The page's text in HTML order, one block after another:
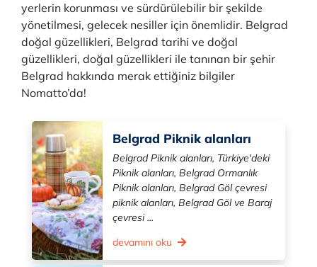
yerlerin korunması ve sürdürülebilir bir şekilde
yönetilmesi, gelecek nesiller için önemlidir. Belgrad
doğal güzellikleri, Belgrad tarihi ve doğal
güzellikleri, doğal güzellikleri ile tanınan bir şehir
Belgrad hakkında merak ettiğiniz bilgiler
Nomatto’da!
Belgrad Piknik alanları
Belgrad Piknik alanları, Türkiye'deki
Piknik alanları, Belgrad Ormanlık
Piknik alanları, Belgrad Göl çevresi
piknik alanları, Belgrad Göl ve Baraj
çevresi ...
devamını oku